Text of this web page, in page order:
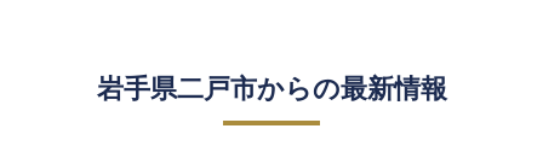
岩手県二戸市からの最新情報